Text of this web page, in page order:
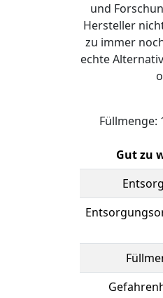
und
Hersteller
zu immer
echte
Füllmenge:
Gut zu